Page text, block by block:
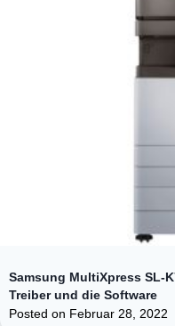
Samsung MultiXpress SL-
Treiber und die Software
Posted on Februar 28, 2022